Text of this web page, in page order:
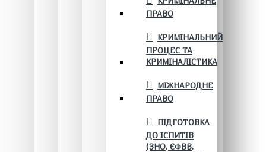
ПРАВО
КРИМІНАЛЬНИЙ
ПРОЦЕС ТА
КРИМІНАЛІСТИКА
МІЖНАРОДНЕ
ПРАВО
ПІДГОТОВКА
ДО ІСПИТІВ
(ЗНО, ЄФВВ,